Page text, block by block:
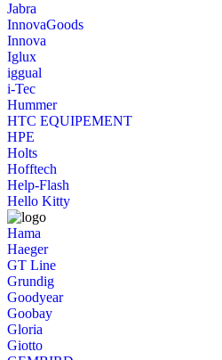
Jabra
InnovaGoods
Innova
Iglux
iggual
i-Tec
Hummer
HTC EQUIPEMENT
HPE
Holts
Hofftech
Help-Flash
Hello Kitty
Hama
Haeger
GT Line
Grundig
Goodyear
Goobay
Gloria
Giotto